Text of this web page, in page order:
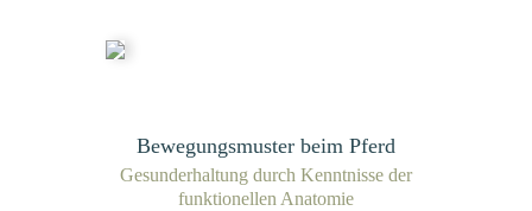
Bewegungsmuster beim Pferd
Gesund­erhal­tung durch Kennt­nis­se der
funk­tio­nel­len Anatomie